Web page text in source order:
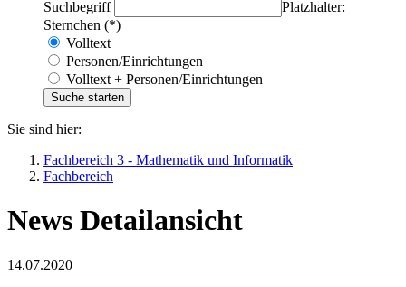
Suchbegriff
Platzhalter:
Sternchen (*)
Volltext
Personen/Einrichtungen
Volltext + Personen/Einrichtungen
Sie sind hier:
Fachbereich 3 - Mathematik und Informatik
Fachbereich
News Detailansicht
14.07.2020